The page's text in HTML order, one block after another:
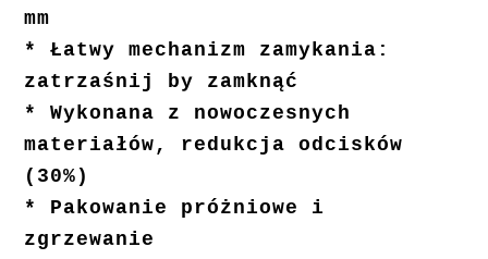
mm
* Łatwy mechanizm zamykania:
zatrzaśnij by zamknąć
* Wykonana z nowoczesnych
materiałów, redukcja odcisków
(30%)
* Pakowanie próżniowe i
zgrzewanie